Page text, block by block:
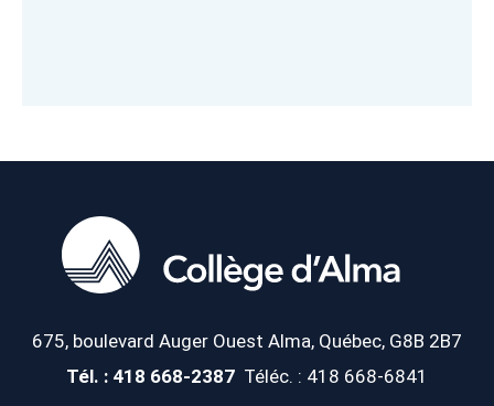
675, boulevard Auger Ouest Alma, Québec, G8B 2B7
Tél. : 418 668-2387 Téléc. : 418 668-6841